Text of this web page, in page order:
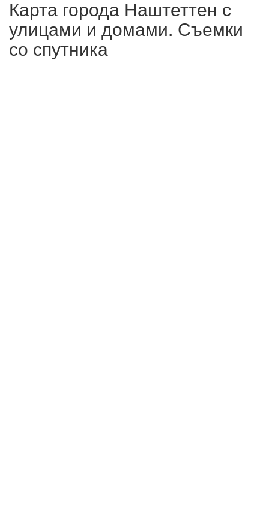
Карта города Наштеттен с
улицами и домами. Съемки
со спутника